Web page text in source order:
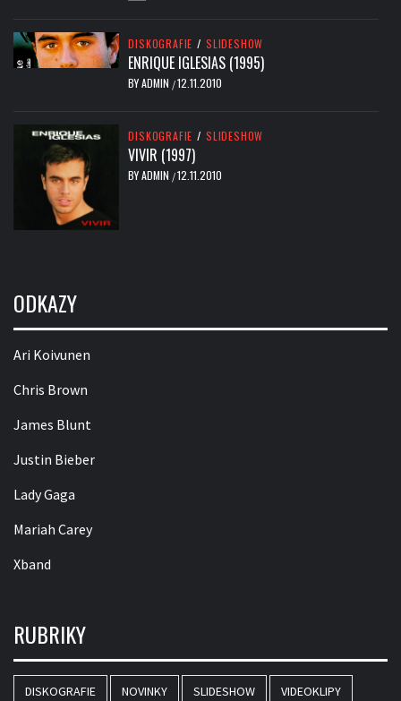
DISKOGRAFIE / SLIDESHOW
ENRIQUE IGLESIAS (1995)
BYADMIN /12.11.2010
DISKOGRAFIE / SLIDESHOW
VIVIR (1997)
BYADMIN /12.11.2010
ODKAZY
Ari Koivunen
Chris Brown
James Blunt
Justin Bieber
Lady Gaga
Mariah Carey
Xband
RUBRIKY
DISKOGRAFIE NOVINKY SLIDESHOW VIDEOKLIPY